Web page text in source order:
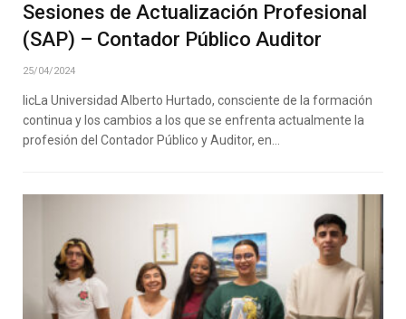
Sesiones de Actualización Profesional
(SAP) – Contador Público Auditor
25/04/2024
licLa Universidad Alberto Hurtado, consciente de la formación
continua y los cambios a los que se enfrenta actualmente la
profesión del Contador Público y Auditor, en…